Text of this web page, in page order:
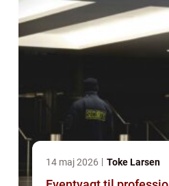
14 maj 2026 Toke Larsen